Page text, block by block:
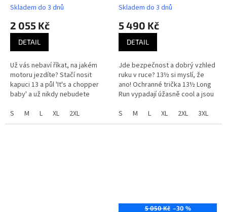
Skladem do 3 dnů
2 055 Kč
DETAIL
Už vás nebaví říkat, na jakém
motoru jezdíte? Stačí nosit
kapuci 13 a půl 'It's a chopper
baby' a už nikdy nebudete
S
M L XL 2XL
Skladem do 3 dnů
5 490 Kč
DETAIL
Jde bezpečnost a dobrý vzhled
ruku v ruce? 13½ si myslí, že
ano! Ochranné trička 13½ Long
Run vypadají úžasně cool a jsou
zvládli? Všechny...
S M L XL 2XL 3XL
5 050 Kč –30 %